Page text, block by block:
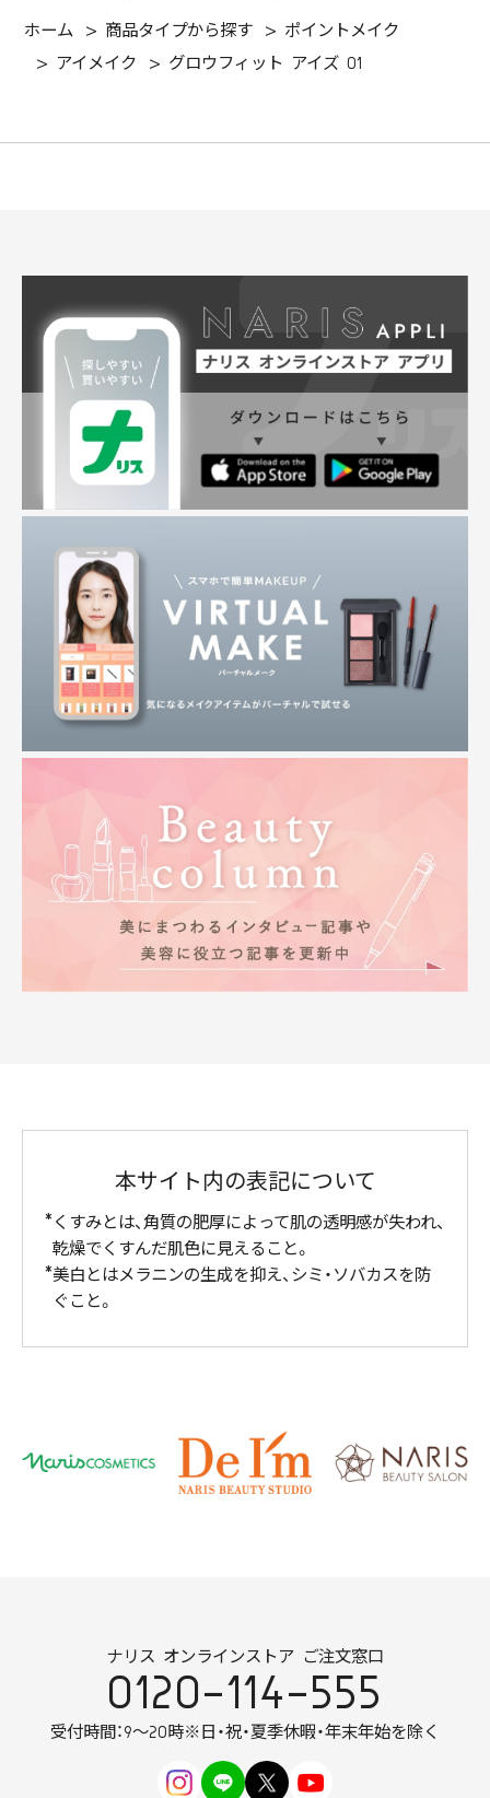
ホーム > 商品タイプから探す > ポイントメイク
>
アイメイク > グロウフィット アイズ 01
本サイト内の表記について
くすみとは、角質の肥厚によって肌の透明感が失われ、
乾燥でくすんだ肌色に見えること。
美白とはメラニンの生成を抑え、シミ・ソバカスを防
ぐこと。
ナリス オンラインストア ご注文窓口
0120-114-555
受付時間：9～20時※日・祝・夏季休暇・年末年始を除く